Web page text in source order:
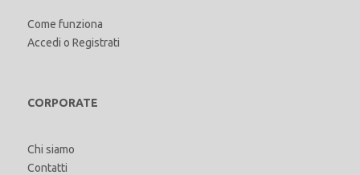
Come funziona
Accedi o Registrati
CORPORATE
Chi siamo
Contatti